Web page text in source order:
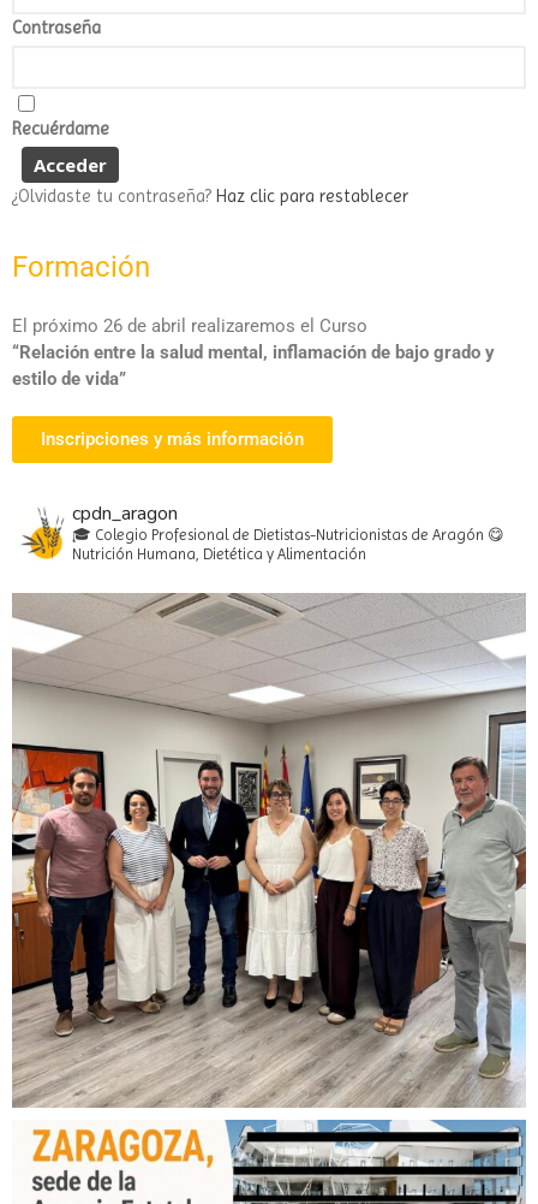
Contraseña
Recuérdame
¿Olvidaste tu contraseña? Haz clic para restablecer
Formación
El próximo 26 de abril realizaremos el Curso
“Relación entre la salud mental, inflamación de bajo grado y
estilo de vida”
Inscripciones y más información
cpdn_aragon
🎓 Colegio Profesional de Dietistas-Nutricionistas de Aragón 😋
Nutrición Humana, Dietética y Alimentación